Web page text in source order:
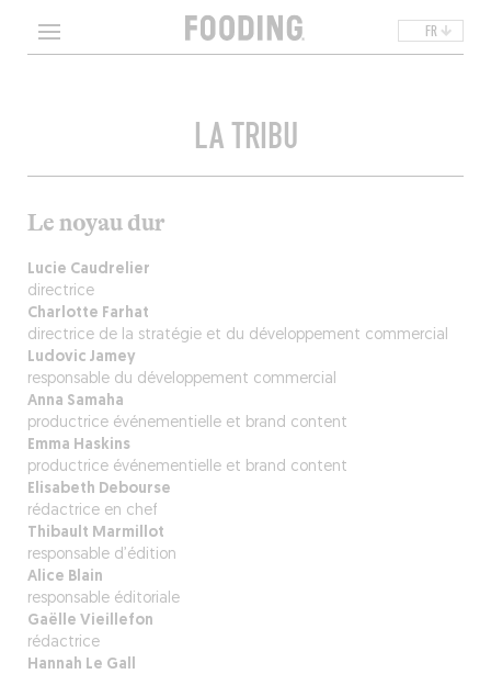
FR
LA TRIBU
Le noyau dur
Lucie Caudrelier
directrice
Charlotte Farhat
directrice de la stratégie et du développement commercial
Ludovic Jamey
responsable du développement commercial
Anna Samaha
productrice événementielle et brand content
Emma Haskins
productrice événementielle et brand content
Elisabeth Debourse
rédactrice en chef
Thibault Marmillot
responsable d’édition
Alice Blain
responsable éditoriale
Gaëlle Vieillefon
rédactrice
Hannah Le Gall